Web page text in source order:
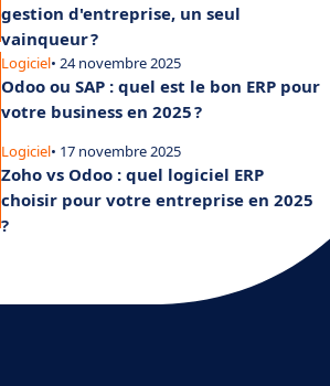
gestion d'entreprise, un seul
vainqueur ?
Logiciel• 24 novembre 2025
Odoo ou SAP : quel est le bon ERP pour
votre business en 2025 ?
Logiciel• 17 novembre 2025
Zoho vs Odoo : quel logiciel ERP
choisir pour votre entreprise en 2025
?